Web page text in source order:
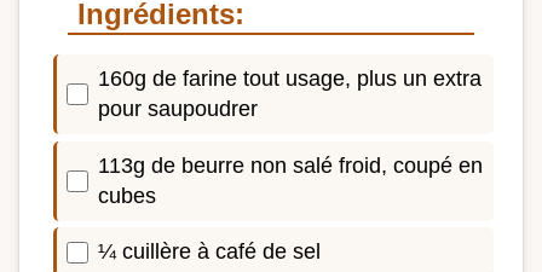
Ingrédients:
160g de farine tout usage, plus un extra
pour saupoudrer
113g de beurre non salé froid, coupé en
cubes
¼ cuillère à café de sel